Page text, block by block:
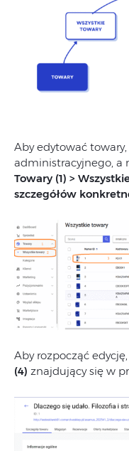
Aby edytować towary,
administracyjnego, a
Towary (1) >
szczegółów
Aby rozpocząć edycję,
(4) znajdujący się w